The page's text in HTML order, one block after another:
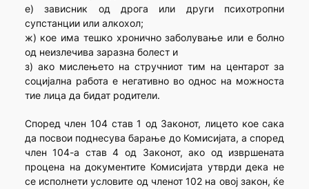
е) зависник од дрога или други психотропни
супстанции или алкохол;
ж) кое има тешко хронично заболување или е болно
од неизлечива заразна болест и
з) ако мислењето на стручниот тим на центарот за
социјална работа е негативно во однос на можноста
тие лица да бидат родители.
Според член 104 став 1 од Законот, лицето кое сака
да посвои поднесува барање до Комисијата, а според
член 104-а став 4 од Законот, ако од извршената
процена на документите Комисијата утврди дека не
се исполнети условите од членот 102 на овој закон, ќе